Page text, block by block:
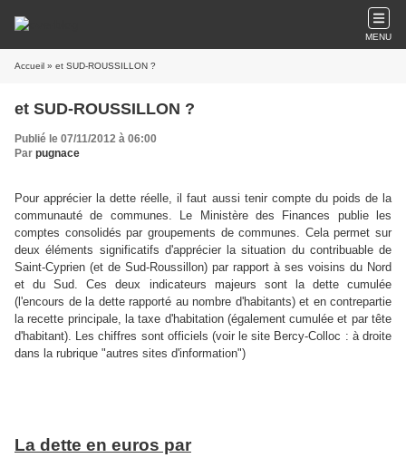
MENU
Accueil » et SUD-ROUSSILLON ?
et SUD-ROUSSILLON ?
Publié le 07/11/2012 à 06:00
Par pugnace
Pour apprécier la dette réelle, il faut aussi tenir compte du poids de la
communauté de communes. Le Ministère des Finances publie les
comptes consolidés par groupements de communes. Cela permet sur
deux éléments significatifs d'apprécier la situation du contribuable de
Saint-Cyprien (et de Sud-Roussillon) par rapport à ses voisins du Nord
et du Sud. Ces deux indicateurs majeurs sont la dette cumulée
(l'encours de la dette rapporté au nombre d'habitants) et en contrepartie
la recette principale, la taxe d'habitation (également cumulée et par tête
d'habitant). Les chiffres sont officiels (voir le site Bercy-Colloc : à droite
dans la rubrique "autres sites d'information")
La dette en euros par